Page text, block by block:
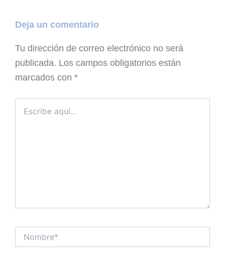
Deja un comentario
Tu dirección de correo electrónico no será
publicada. Los campos obligatorios están
marcados con *
aquí...